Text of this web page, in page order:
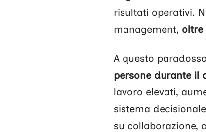
risultati operativi.
management, oltre
A questo
persone durante il
lavoro elevati,
sistema
su collaborazione,